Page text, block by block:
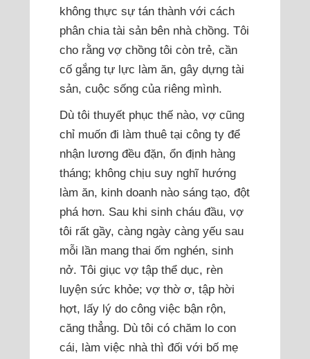
không thực sự tán thành với cách
phân chia tài sản bên nhà chồng. Tôi
cho rằng vợ chồng tôi còn trẻ, cần
cố gắng tự lực làm ăn, gây dựng tài
sản, cuộc sống của riêng mình.
Dù tôi thuyết phục thế nào, vợ cũng
chỉ muốn đi làm thuê tại công ty để
nhận lương đều đặn, ổn định hàng
tháng; không chịu suy nghĩ hướng
làm ăn, kinh doanh nào sáng tạo, đột
phá hơn. Sau khi sinh cháu đầu, vợ
tôi rất gầy, càng ngày càng yếu sau
mỗi lần mang thai ốm nghén, sinh
nở. Tôi giục vợ tập thể dục, rèn
luyện sức khỏe; vợ thờ ơ, tập hời
hợt, lấy lý do công việc bận rộn,
căng thẳng. Dù tôi có chăm lo con
cái, làm việc nhà thì đối với bố mẹ